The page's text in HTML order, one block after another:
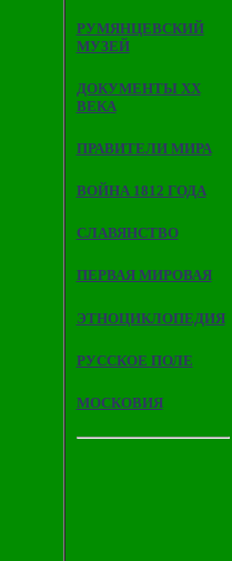
РУМЯНЦЕВСКИЙ
МУЗЕЙ
ДОКУМЕНТЫ XX
ВЕКА
ПРАВИТЕЛИ МИРА
ВОЙНА 1812 ГОДА
СЛАВЯНСТВО
ПЕРВАЯ МИРОВАЯ
ЭТНОЦИКЛОПЕДИЯ
РУССКОЕ ПОЛЕ
МОСКОВИЯ